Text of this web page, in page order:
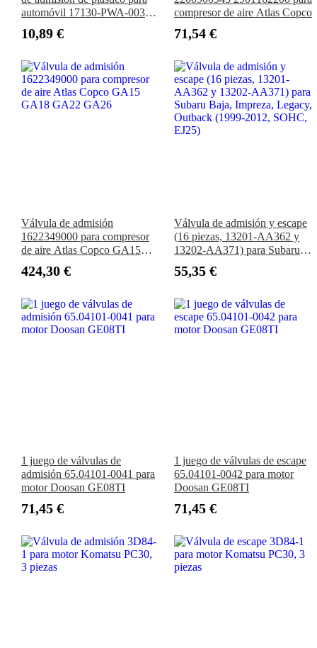
automóvil 17130-PWA-003
V 2005-2013
10,89 €
compresor de aire Atlas Copco
71,54 €
Válvula de admisión
1622349000 para compresor
de aire Atlas Copco GA15
424,30 €
Válvula de admisión y escape
(16 piezas, 13201-AA362 y
13202-AA371) para Subaru
Outback (1999-2012, SOHC,
55,35 €
1 juego de válvulas de
admisión 65.04101-0041 para
motor Doosan GE08TI
71,45 €
1 juego de válvulas de escape
65.04101-0042 para motor
Doosan GE08TI
71,45 €